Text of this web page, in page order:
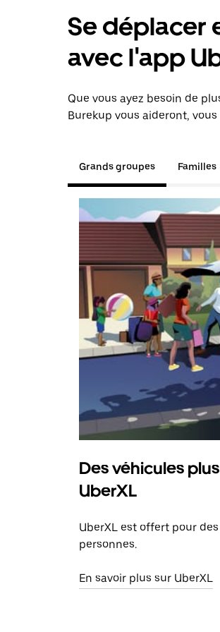
Se déplacer
avec l'app
Que vous ayez besoin de
Burekup vous aideront,
Grands groupes Familles
Des véhicules
UberXL
UberXL est offert pour
personnes.
En savoir plus sur UberXL